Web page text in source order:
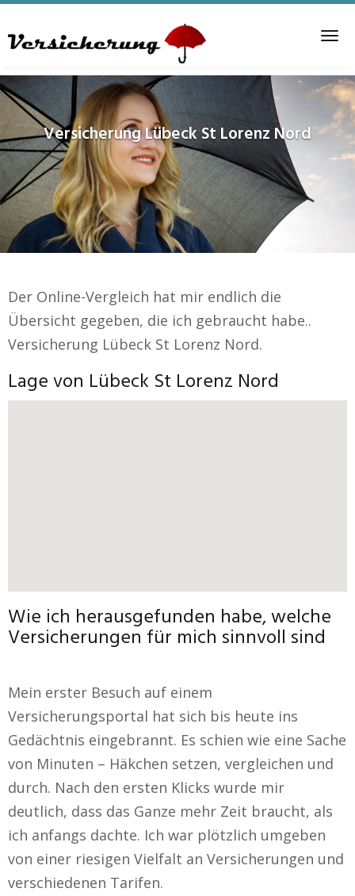
to
content
VersicherungLübeck St Lorenz Nord
Der Online-Vergleich hat mir endlich die
Übersicht gegeben, die ich gebraucht habe..
Versicherung Lübeck St Lorenz Nord.
Lage von Lübeck St Lorenz Nord
Wie ich herausgefunden habe, welche
Versicherungen für mich sinnvoll sind
Mein erster Besuch auf einem
Versicherungsportal hat sich bis heute ins
Gedächtnis eingebrannt. Es schien wie eine Sache
von Minuten – Häkchen setzen, vergleichen und
durch. Nach den ersten Klicks wurde mir
deutlich, dass das Ganze mehr Zeit braucht, als
ich anfangs dachte. Ich war plötzlich umgeben
von einer riesigen Vielfalt an Versicherungen und
verschiedenen Tarifen.